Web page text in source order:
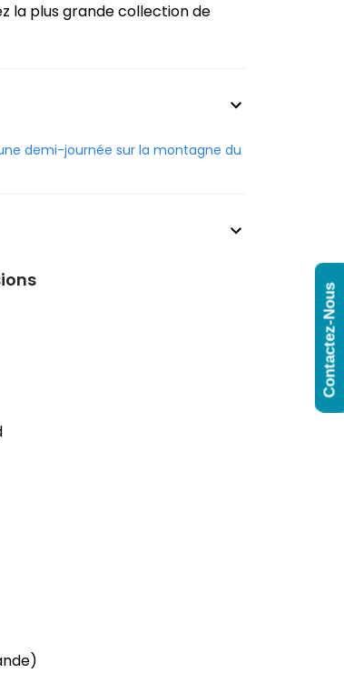
la plus grande collection de
demi-journée sur la montagne du
Contactez-Nous